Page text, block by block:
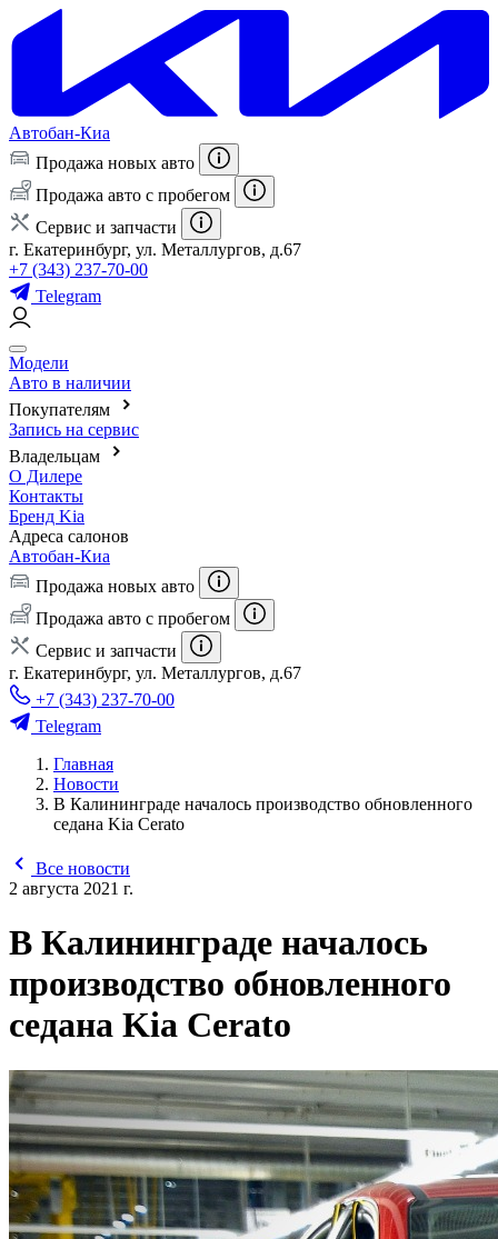
Автобан-Киа
Продажа новых авто
Продажа авто с пробегом
Сервис и запчасти
г. Екатеринбург, ул. Металлургов, д.67
+7 (343) 237-70-00
Telegram
Модели
Авто в наличии
Покупателям
Запись на сервис
Владельцам
О Дилере
Контакты
Бренд Kia
Адреса салонов
Автобан-Киа
Продажа новых авто
Продажа авто с пробегом
Сервис и запчасти
г. Екатеринбург, ул. Металлургов, д.67
+7 (343) 237-70-00
Telegram
Главная
Новости
В Калининграде началось производство обновленного
седана Kia Cerato
Все новости
2 августа 2021 г.
В Калининграде началось
производство обновленного
седана Kia Cerato